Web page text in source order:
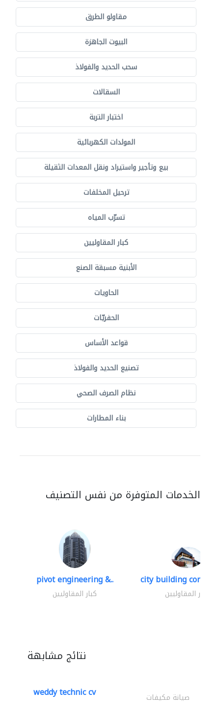
مقاولو الطرق
البيوت الجاهزة
سحب الحديد والفولاذ
السقالات
اختبار التربة
المولدات الكهربائية
بيع وتأجير واستيراد ونقل المعدات الثقيلة
ترحيل المخلفات
تسرّب المياه
كبار المقاوليين
الأبنية مسبقة الصنع
الحاويات
الحفريّات
قواعد الأساس
تصنيع الحديد والفولاذ
نظام الصرف الصحي
بناء المطارات
الخدمات المتوفرة من نفس التصنيف
pivot engineering &..
كبار المقاوليين
city building
كبار المقاوليين
نتائج مشابهة
weddy technic cv صيانة مكيفات